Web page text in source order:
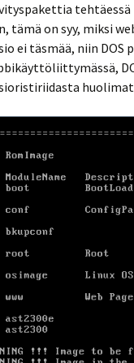
tehtäessä
tämä on syy, miksi
ei täsmää, niin